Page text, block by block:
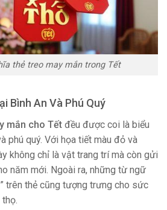
thẻ treo may mắn trong Tết
Bình An Và Phú Quý
mắn cho Tết đều được coi là biểu
phú quý. Với họa tiết màu đỏ và
không chỉ là vật trang trí mà còn gửi
năm mới. Ngoài ra, những từ ngữ
trên thẻ cũng tượng trưng cho sức